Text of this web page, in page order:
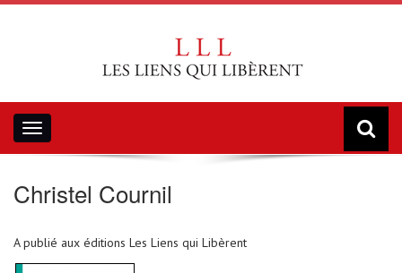
Toggle
navigation
Christel Cournil
A publié aux éditions Les Liens qui Libèrent